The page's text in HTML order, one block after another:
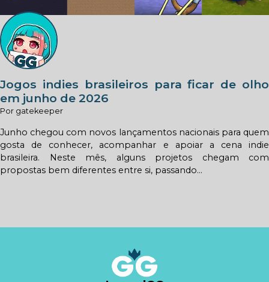
Jogos indies brasileiros para ficar de olho
em junho de 2026
Por gatekeeper
Junho chegou com novos lançamentos nacionais para quem
gosta de conhecer, acompanhar e apoiar a cena indie
brasileira. Neste mês, alguns projetos chegam com
propostas bem diferentes entre si, passando...